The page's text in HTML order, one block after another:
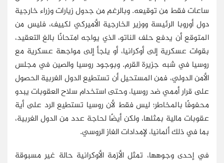
ساعات فقط من توقيعه. وبالرغم من جدول زيارات وزراء خارجية
دول أوروبا الرئيسة ووزير الخارجية الأميركي لكييف، فليس من
المتوقع أن يدفع حلف الناتو، الذي يواجه امتحانًا بالغ التعقيد،
بقوات عسكرية إلى أوكرانيا، أو يلجأ إلى مواجهة عسكرية مع
روسيا في شبه جزيرة القرم. وبوجود روسيا والصين في مجلس
الأمن الدولي، فمن المستحيل أن تستطيع الدول الغربية الحصول
على قرار أممي ضد روسيا، وحتى استخدام سلاح العقوبات يبدو
محفوفًا بالمخاطر؛ ليس فقط لأن روسيا تستطيع الرد على أية
عقوبات مالية بمثلها، ولكن أيضًا لحاجة عدد من الدول الغربية،
بما في ذلك ألمانيا، لإمدادات الغاز الروسي.
في إحدى وجوهها، تمثل الأزمة الأوكرانية حالة غير مسبوقة